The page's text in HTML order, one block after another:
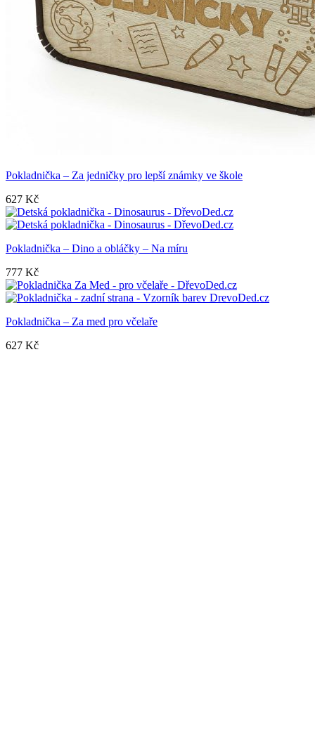
Pokladnička – Za jedničky pro lepší známky ve škole
627 Kč
Pokladnička – Dino a obláčky – Na míru
777 Kč
Pokladnička – Za med pro včelaře
627 Kč